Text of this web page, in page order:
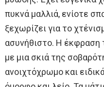
πυκνά μαλλιά, ενίοτε
ξεχωρίζει για το
ασυνήθιστο. Η έκφραση
με μια σκιά της
ανοιχτόχρωμο και